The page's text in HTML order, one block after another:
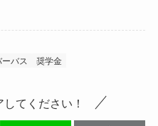
バス 奨学金
てください！